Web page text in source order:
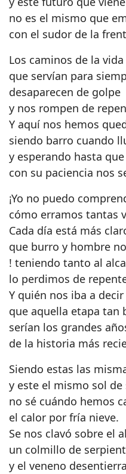
no es el mismo que
con el sudor de la
Los caminos de la vida
que servían para
desaparecen de golpe
y nos rompen de
Y aquí nos hemos
siendo barro cuando
y esperando hasta
con su paciencia nos
¡Yo no puedo
cómo erramos tantas
Cada día está más
que burro y hombre
! teniendo tanto al
lo perdimos de
Y quién nos iba a decir
que aquella etapa tan
serían los grandes
de la historia más
Siendo estas las
y este el mismo sol de
no sé cuándo hemos
el calor por fría nieve.
Se nos clavó sobre el
un colmillo de
y el veneno desentierra